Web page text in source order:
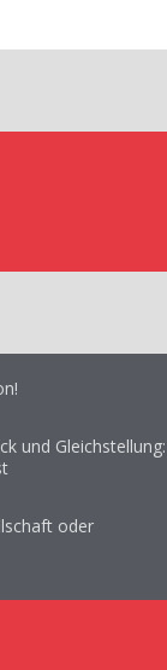
und Gleichstellung:
oder